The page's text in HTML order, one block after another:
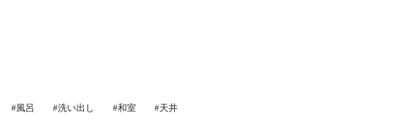
#風呂 #洗い出し #和室 #天井